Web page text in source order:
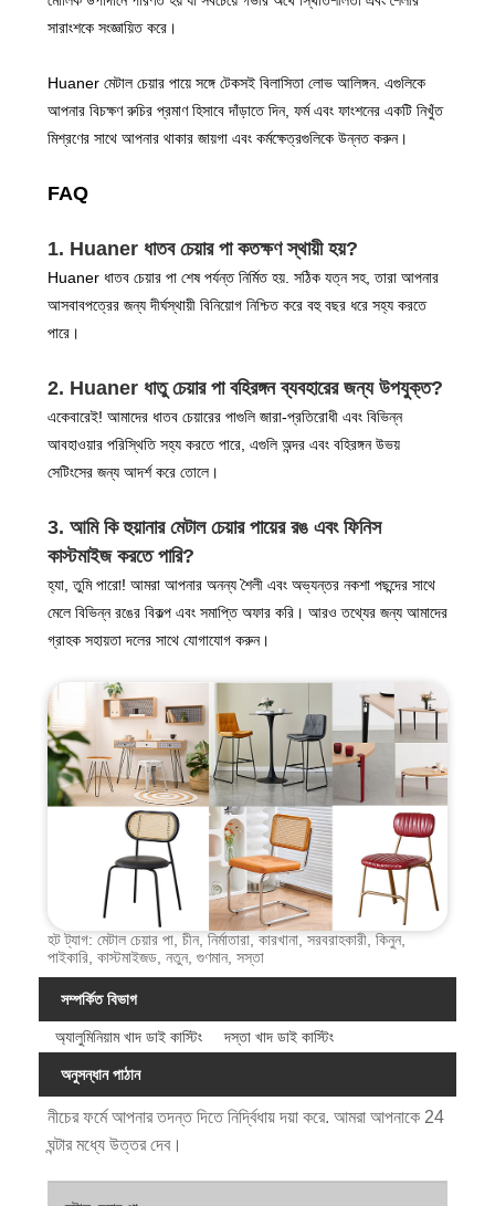
সারাংশকে সংজ্ঞায়িত করে।
Huaner মেটাল চেয়ার পায়ে সঙ্গে টেকসই বিলাসিতা লোভ আলিঙ্গন. এগুলিকে
আপনার বিচক্ষণ রুচির প্রমাণ হিসাবে দাঁড়াতে দিন, ফর্ম এবং ফাংশনের একটি নিখুঁত
মিশ্রণের সাথে আপনার থাকার জায়গা এবং কর্মক্ষেত্রগুলিকে উন্নত করুন।
FAQ
1. Huaner ধাতব চেয়ার পা কতক্ষণ স্থায়ী হয়?
Huaner ধাতব চেয়ার পা শেষ পর্যন্ত নির্মিত হয়. সঠিক যত্ন সহ, তারা আপনার
আসবাবপত্রের জন্য দীর্ঘস্থায়ী বিনিয়োগ নিশ্চিত করে বহু বছর ধরে সহ্য করতে
পারে।
2. Huaner ধাতু চেয়ার পা বহিরঙ্গন ব্যবহারের জন্য উপযুক্ত?
একেবারেই! আমাদের ধাতব চেয়ারের পাগুলি জারা-প্রতিরোধী এবং বিভিন্ন
আবহাওয়ার পরিস্থিতি সহ্য করতে পারে, এগুলি অন্দর এবং বহিরঙ্গন উভয়
সেটিংসের জন্য আদর্শ করে তোলে।
3. আমি কি হুয়ানার মেটাল চেয়ার পায়ের রঙ এবং ফিনিস
কাস্টমাইজ করতে পারি?
হ্যা, তুমি পারো! আমরা আপনার অনন্য শৈলী এবং অভ্যন্তর নকশা পছন্দের সাথে
মেলে বিভিন্ন রঙের বিকল্প এবং সমাপ্তি অফার করি। আরও তথ্যের জন্য আমাদের
গ্রাহক সহায়তা দলের সাথে যোগাযোগ করুন।
হট ট্যাগ: মেটাল চেয়ার পা, চীন, নির্মাতারা, কারখানা, সরবরাহকারী, কিনুন,
পাইকারি, কাস্টমাইজড, নতুন, গুণমান, সস্তা
সম্পর্কিত বিভাগ
অ্যালুমিনিয়াম খাদ ডাই কাস্টিং দস্তা খাদ ডাই কাস্টিং
অনুসন্ধান পাঠান
নীচের ফর্মে আপনার তদন্ত দিতে নির্দ্বিধায় দয়া করে. আমরা আপনাকে 24
ঘন্টার মধ্যে উত্তর দেব।